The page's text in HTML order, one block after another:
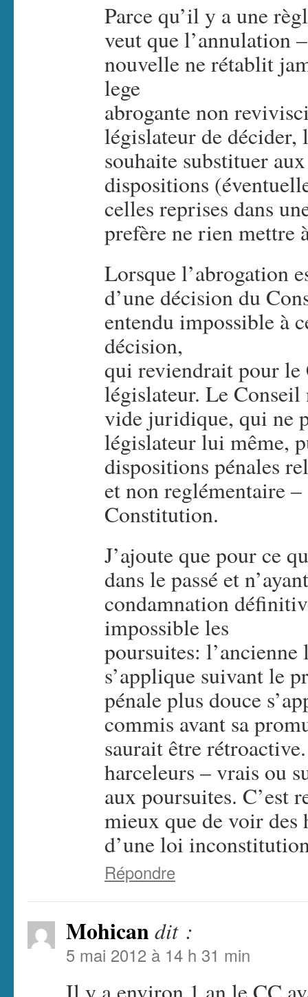
Parce qu’il y a une
veut que l’annulation
nouvelle ne rétablit
lege
abrogante non
législateur de décider,
souhaite substituer
dispositions
celles reprises dans
prefère ne rien mettre
Lorsque l’abrogation
d’une décision du
entendu impossible à
décision,
qui reviendrait pour le
législateur. Le Conseil
vide juridique, qui ne
législateur lui même,
dispositions pénales
et non reglémentaire
Constitution.
J’ajoute que pour ce
dans le passé et
condamnation
impossible les
poursuites:
s’applique suivant le
pénale plus douce
commis avant sa
saurait être
harceleurs – vrais ou
aux poursuites. C’est
mieux que de voir des
d’une loi
Répondre
Mohican dit :
5 mai 2012 à 14 h 31 min